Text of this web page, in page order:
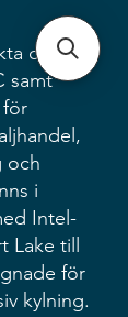
och
samt
och
i
Intel-
Lake till
för
kylning.